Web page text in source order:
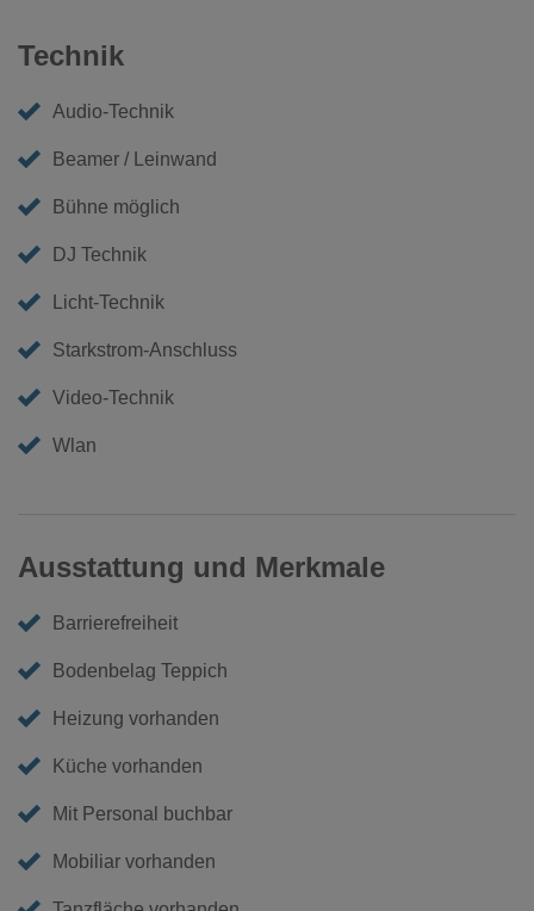
Technik
Audio-Technik
Beamer / Leinwand
Bühne möglich
DJ Technik
Licht-Technik
Starkstrom-Anschluss
Video-Technik
Wlan
Ausstattung und Merkmale
Barrierefreiheit
Bodenbelag Teppich
Heizung vorhanden
Küche vorhanden
Mit Personal buchbar
Mobiliar vorhanden